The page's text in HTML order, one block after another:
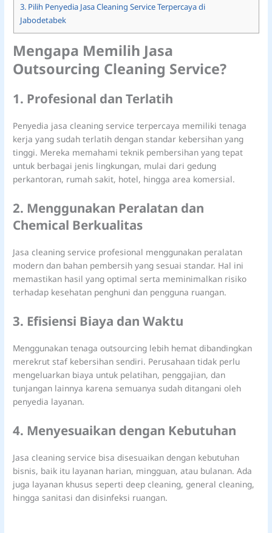
3.Pilih Penyedia Jasa Cleaning Service Terpercaya di
Jabodetabek
Mengapa Memilih Jasa
Outsourcing Cleaning Service?
1. Profesional dan Terlatih
Penyedia jasa cleaning service terpercaya memiliki tenaga
kerja yang sudah terlatih dengan standar kebersihan yang
tinggi. Mereka memahami teknik pembersihan yang tepat
untuk berbagai jenis lingkungan, mulai dari gedung
perkantoran, rumah sakit, hotel, hingga area komersial.
2. Menggunakan Peralatan dan
Chemical Berkualitas
Jasa cleaning service profesional menggunakan peralatan
modern dan bahan pembersih yang sesuai standar. Hal ini
memastikan hasil yang optimal serta meminimalkan risiko
terhadap kesehatan penghuni dan pengguna ruangan.
3. Efisiensi Biaya dan Waktu
Menggunakan tenaga outsourcing lebih hemat dibandingkan
merekrut staf kebersihan sendiri. Perusahaan tidak perlu
mengeluarkan biaya untuk pelatihan, penggajian, dan
tunjangan lainnya karena semuanya sudah ditangani oleh
penyedia layanan.
4. Menyesuaikan dengan Kebutuhan
Jasa cleaning service bisa disesuaikan dengan kebutuhan
bisnis, baik itu layanan harian, mingguan, atau bulanan. Ada
juga layanan khusus seperti deep cleaning, general cleaning,
hingga sanitasi dan disinfeksi ruangan.